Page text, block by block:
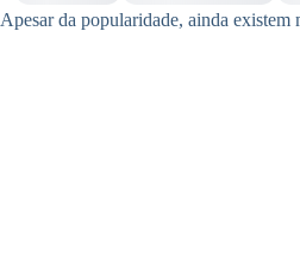
Apesar da popularidade, ainda existem